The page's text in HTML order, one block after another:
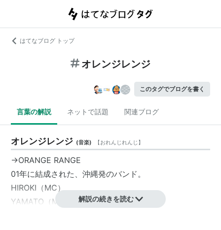
はてなブログ トップ
オレンジレンジ
このタグでブログを書く
言葉の解説 ネットで話題 関連ブログ
オレンジレンジ (音楽) 【おれんじれんじ 】
→ORANGE RANGE
01年に結成された、沖縄発のバンド。
HIROKI（MC）
YAMATO（MC）
解説の続きを読む